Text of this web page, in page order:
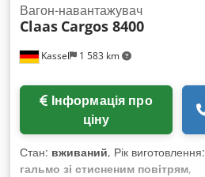
Kassel 1 583 km
Вагон-навантажувач
Claas Cargos 8400
ціну
Стан: вживаний, Рік виготовлення:
гальмо зі стисненим повітрям,